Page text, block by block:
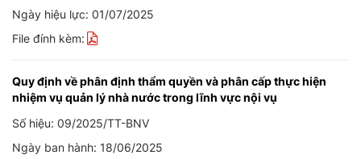
Ngày hiệu lực: 01/07/2025
File đính kèm:
Quy định về phân định thẩm quyền và phân cấp thực hiện
nhiệm vụ quản lý nhà nước trong lĩnh vực nội vụ
Số hiệu: 09/2025/TT-BNV
Ngày ban hành: 18/06/2025